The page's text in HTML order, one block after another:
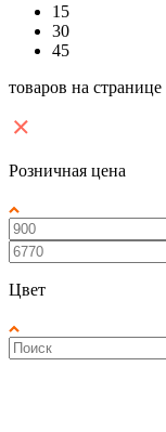
15
30
45
товаров на странице
Розничная цена
Цвет